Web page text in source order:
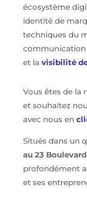
écosystème
identité de
techniques du
communication
et la visibilité
Vous êtes de la
et souhaitez
avec nous en
Situés dans un
au 23
profondément
et ses